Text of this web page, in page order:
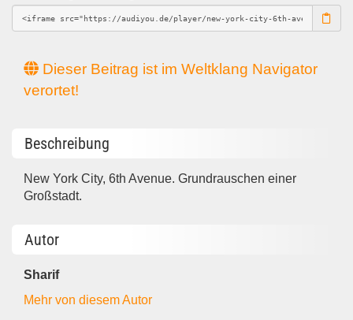
Dieser Beitrag ist im Weltklang Navigator
verortet!
Beschreibung
New York City, 6th Avenue. Grundrauschen einer
Großstadt.
Autor
Sharif
Mehr von diesem Autor